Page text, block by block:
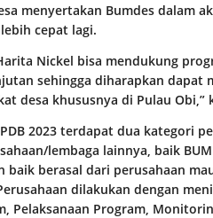
menyertakan Bumdes dalam
cepat lagi.
Nickel bisa mendukung
sehingga diharapkan dapat
desa khususnya di Pulau Obi,”
2023 terdapat dua kategori
lembaga lainnya, baik
baik berasal dari perusahaan
dilakukan dengan
Pelaksanaan Program,